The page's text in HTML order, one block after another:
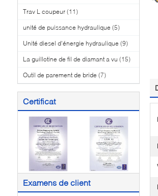
Trav L coupeur (11)
unité de puissance hydraulique (5)
Unité diesel d'énergie hydraulique (9)
La guillotine de fil de diamant a vu (15)
Outil de parement de bride (7)
Certificat
Examens de client